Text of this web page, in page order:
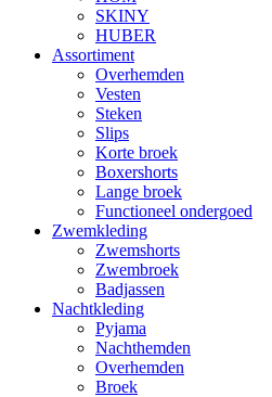
SKINY
HUBER
Assortiment
Overhemden
Vesten
Steken
Slips
Korte broek
Boxershorts
Lange broek
Functioneel ondergoed
Zwemkleding
Zwemshorts
Zwembroek
Badjassen
Nachtkleding
Pyjama
Nachthemden
Overhemden
Broek